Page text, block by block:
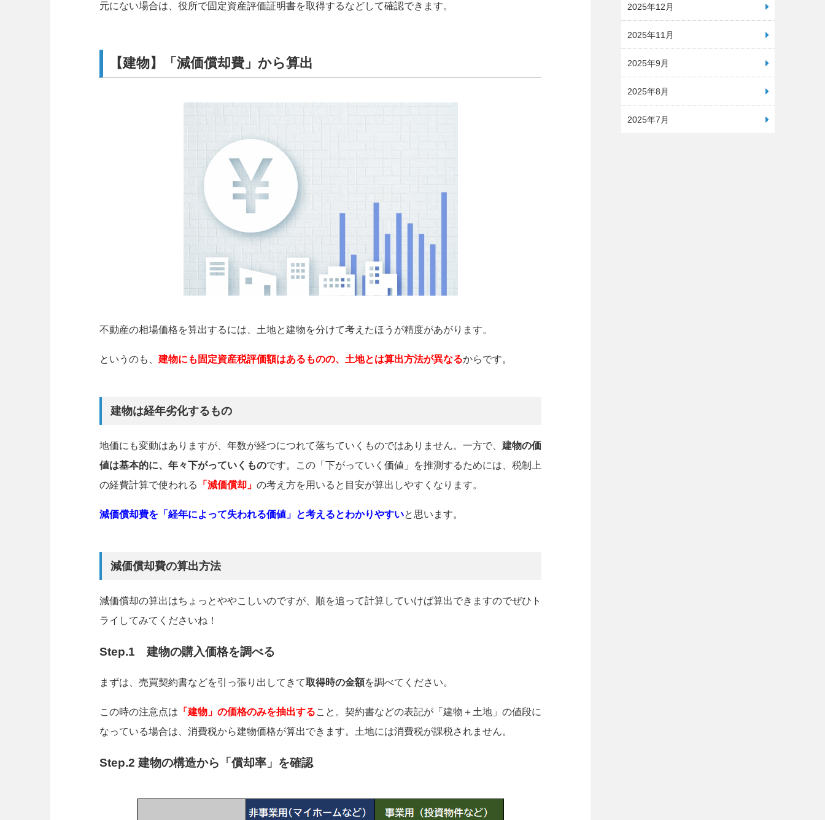
元にない場合は、役所で固定資産評価証明書を取得するなどして確認できます。
【建物】「減価償却費」から算出
不動産の相場価格を算出するには、土地と建物を分けて考えたほうが精度があがります。
というのも、 建物にも固定資産税評価額はあるものの、土地とは算出方法が異なるからです。
建物は経年劣化するもの
地価にも変動はありますが、年数が経つにつれて落ちていくものではありません。一方で、 建物の価
値は基本的に、年々下がっていくものです。この「下がっていく価値」を推測するためには、税制上
の経費計算で使われる
「減価償却」 の考え方を用いると目安が算出しやすくなります。
減価償却費を「経年によって失われる価値」と考えるとわかりやすいと思います。
減価償却費の算出方法
減価償却の算出はちょっとややこしいのですが、順を追って計算していけば算出できますのでぜひト
ライしてみてくださいね！
Step.1 建物の購入価格を調べる
まずは、売買契約書などを引っ張り出してきて取得時の金額を調べてください。
この時の注意点は 「建物」の価格のみを抽出すること。契約書などの表記が「建物＋土地」の値段に
なっている場合は、消費税から建物価格が算出できます。土地には消費税が課税されません。
Step.2 建物の構造から「償却率」を確認
2025年12月
2025年11月
2025年9月
2025年8月
2025年7月